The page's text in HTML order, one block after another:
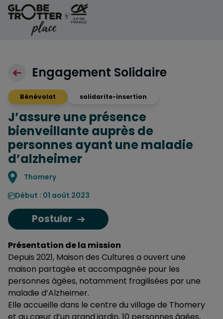
Aller au contenu
Engagement Solidaire
Bénévolat solidarite-insertion
J’assure une présence
bienveillante auprès de
personnes ayant une maladie
d’alzheimer
Localisation
Thomery
Début : 01 août 2023
Postuler
Présentation de la mission
Depuis 2021, Maison des Cultures a ouvert une
maison partagée et accompagnée pour les
personnes âgées, notamment fragilisées par une
maladie d’Alzheimer.
Elle accueille dans le centre du village de Thomery